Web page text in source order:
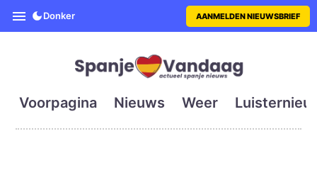
SpanjeVandaag is de eerste
Donker AANMELDEN NIEUWSBRIEF
Voorpagina Nieuws Weer